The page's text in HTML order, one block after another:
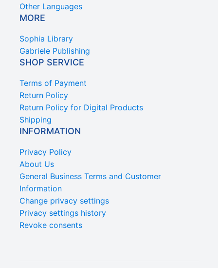
Other Languages
MORE
Sophia Library
Gabriele Publishing
SHOP SERVICE
Terms of Payment
Return Policy
Return Policy for Digital Products
Shipping
INFORMATION
Privacy Policy
About Us
General Business Terms and Customer
Information
Change privacy settings
Privacy settings history
Revoke consents